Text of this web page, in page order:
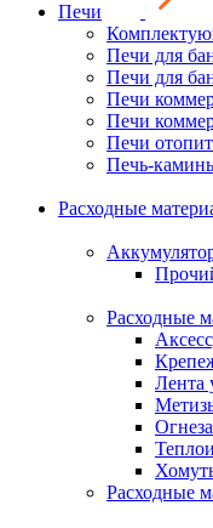
Печи
Печи для
Печи для
Печи
Печи
Печи
Печь-
Расходные
Расходные
Лента
Расходные